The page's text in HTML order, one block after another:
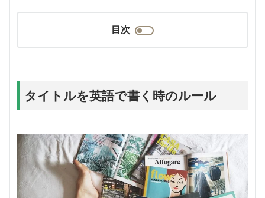
目次
タイトルを英語で書く時のルール